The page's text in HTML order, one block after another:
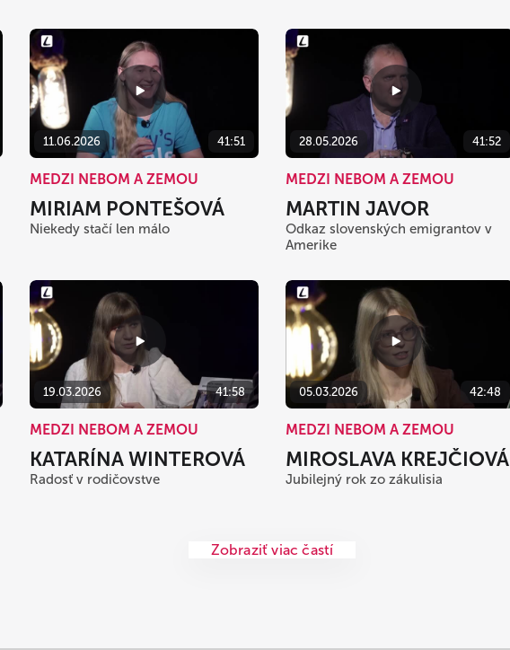
11.06.2026 41:51
MEDZI NEBOM A ZEMOU
MIRIAM PONTEŠOVÁ
Niekedy stačí len málo
28.05.2026 41:52
MEDZI NEBOM A ZEMOU
MARTIN JAVOR
Odkaz slovenských emigrantov v
Amerike
19.03.2026 41:58
MEDZI NEBOM A ZEMOU
KATARÍNA WINTEROVÁ
Radosť v rodičovstve
05.03.2026 42:48
MEDZI NEBOM A ZEMOU
MIROSLAVA KREJČIOVÁ
Jubilejný rok zo zákulisia
Zobraziť viac častí